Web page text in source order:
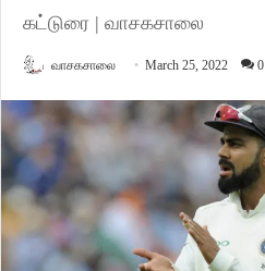
கட்டுரை | வாசகசாலை
வாசகசாலை March 25, 2022 0